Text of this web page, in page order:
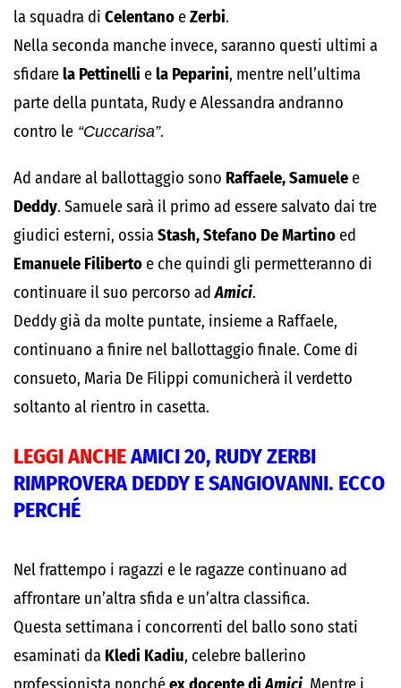
la squadra di Celentano eZerbi.
Nella seconda manche invece, saranno questi ultimi a
sfidarela Pettinelli ela Peparini, mentre nell’ultima
parte della puntata, Rudy e Alessandra andranno
contro le “Cuccarisa”.
Ad andare al ballottaggio sono Raffaele, Samuele e
Deddy. Samuele sarà il primo ad essere salvato dai tre
giudici esterni, ossia Stash, Stefano De Martino ed
Emanuele Filiberto e che quindi gli permetteranno di
continuare il suo percorso adAmici.
Deddy già da molte puntate, insieme a Raffaele,
continuano a finire nel ballottaggio finale. Come di
consueto, Maria De Filippi comunicherà il verdetto
soltanto al rientro in casetta.
LEGGI ANCHEAMICI 20, RUDY ZERBI
RIMPROVERA DEDDY E SANGIOVANNI. ECCO
PERCHÉ
Nel frattempo i ragazzi e le ragazze continuano ad
affrontare un’altra sfida e un’altra classifica.
Questa settimana i concorrenti del ballo sono stati
esaminati da Kledi Kadiu, celebre ballerino